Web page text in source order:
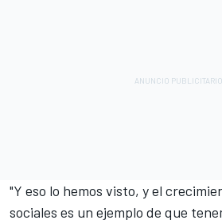
"Y eso lo hemos visto, y el
sociales es un ejemplo de que